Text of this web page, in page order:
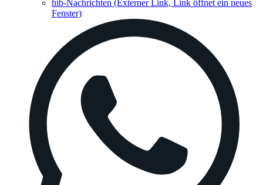
hib-Nachrichten (Externer Link, Link öffnet ein neues
Fenster)